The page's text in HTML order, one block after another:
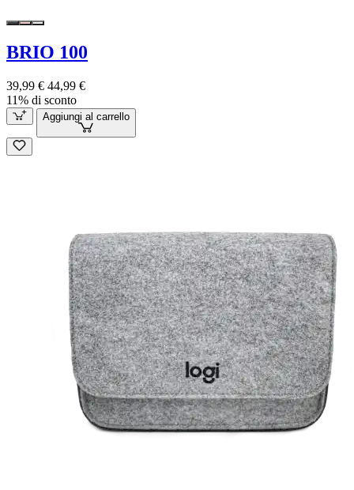
BRIO 100
39,99 € 44,99 €
11% di sconto
Aggiungi al carrello